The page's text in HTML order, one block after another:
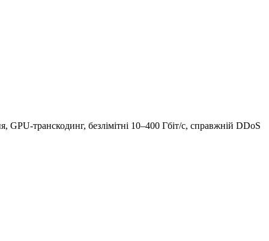
транскодинг, безлімітні 10–400 Гбіт/с, справжній DDoS